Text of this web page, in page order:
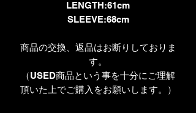
LENGTH:61cm
SLEEVE:68cm
商品の交換、返品はお断りしておりま
す。
（USED商品という事を十分にご理解
頂いた上でご購入をお願いします。）